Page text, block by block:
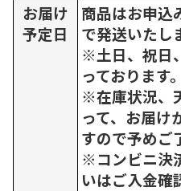
お届け
予定日
商品はお申込
で発送いたし
※土日、祝日
っております。
※在庫状況、
って、お届け
すので予めご
※コンビニ決
いはご入金確